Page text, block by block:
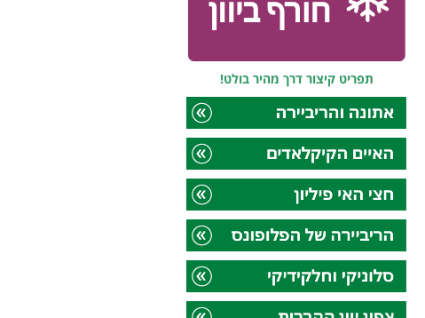
תפריט קיצור דרך מהיר בולט!